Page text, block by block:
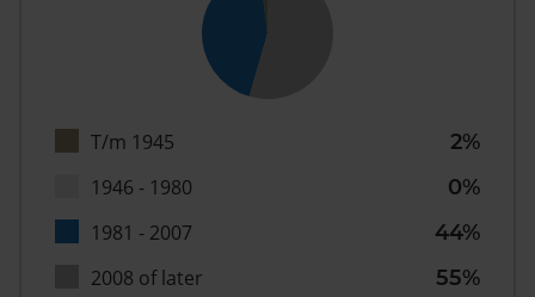
T/m 1945
2%
1946 - 1980
0%
1981 - 2007
44%
2008 of later
55%